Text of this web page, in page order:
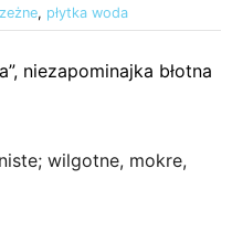
, płytka woda
wilgotne, mokre,